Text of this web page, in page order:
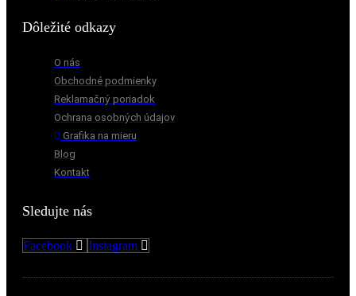
Dôležité odkazy
O nás
Obchodné podmienky
Reklamačný poriadok
Ochrana osobných údajov
Grafika na mieru
Blog
Kontakt
Sledujte nás
Facebook Instagram